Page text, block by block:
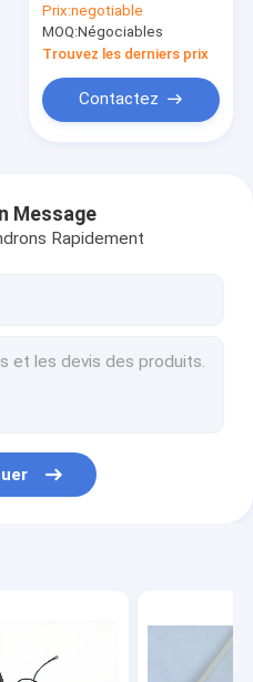
d'amplificateur de
propulseur
détachable de signal
Prix:negotiable
MOQ:Négociables
Trouvez les derniers prix
Contactez
Message
Rapidement